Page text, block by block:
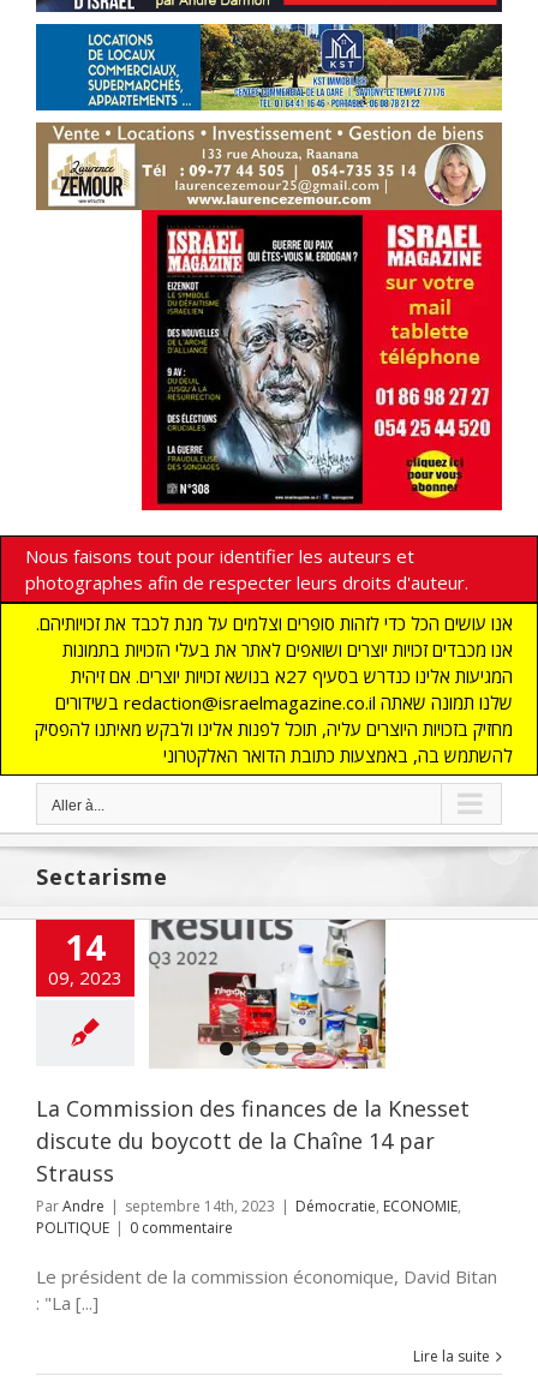
Nous faisons tout pour identifier les auteurs et
photographes afin de respecter leurs droits d'auteur.
אנו עושים הכל כדי לזהות סופרים וצלמים על מנת לכבד את זכויותיהם.
אנו מכבדים זכויות יוצרים ושואפים לאתר את בעלי הזכויות בתמונות
המגיעות אלינו כנדרש בסעיף 27א בנושא זכויות יוצרים. אם זיהית
בשידורים redaction@israelmagazine.co.il שלנו תמונה שאתה
מחזיק בזכויות היוצרים עליה, תוכל לפנות אלינו ולבקש מאיתנו להפסיק
להשתמש בה, באמצעות כתובת הדואר האלקטרוני
Aller à...
Sectarisme
14
09, 2023
des
de la Knesset
du boycott de
14 par
La Commission des finances de la Knesset
discute du boycott de la Chaîne 14 par
Strauss
ParAndre | septembre 14th, 2023 | Démocratie, ECONOMIE,
POLITIQUE | 0 commentaire
Le président de la commission économique, David Bitan
: "La [...]
Lire la suite